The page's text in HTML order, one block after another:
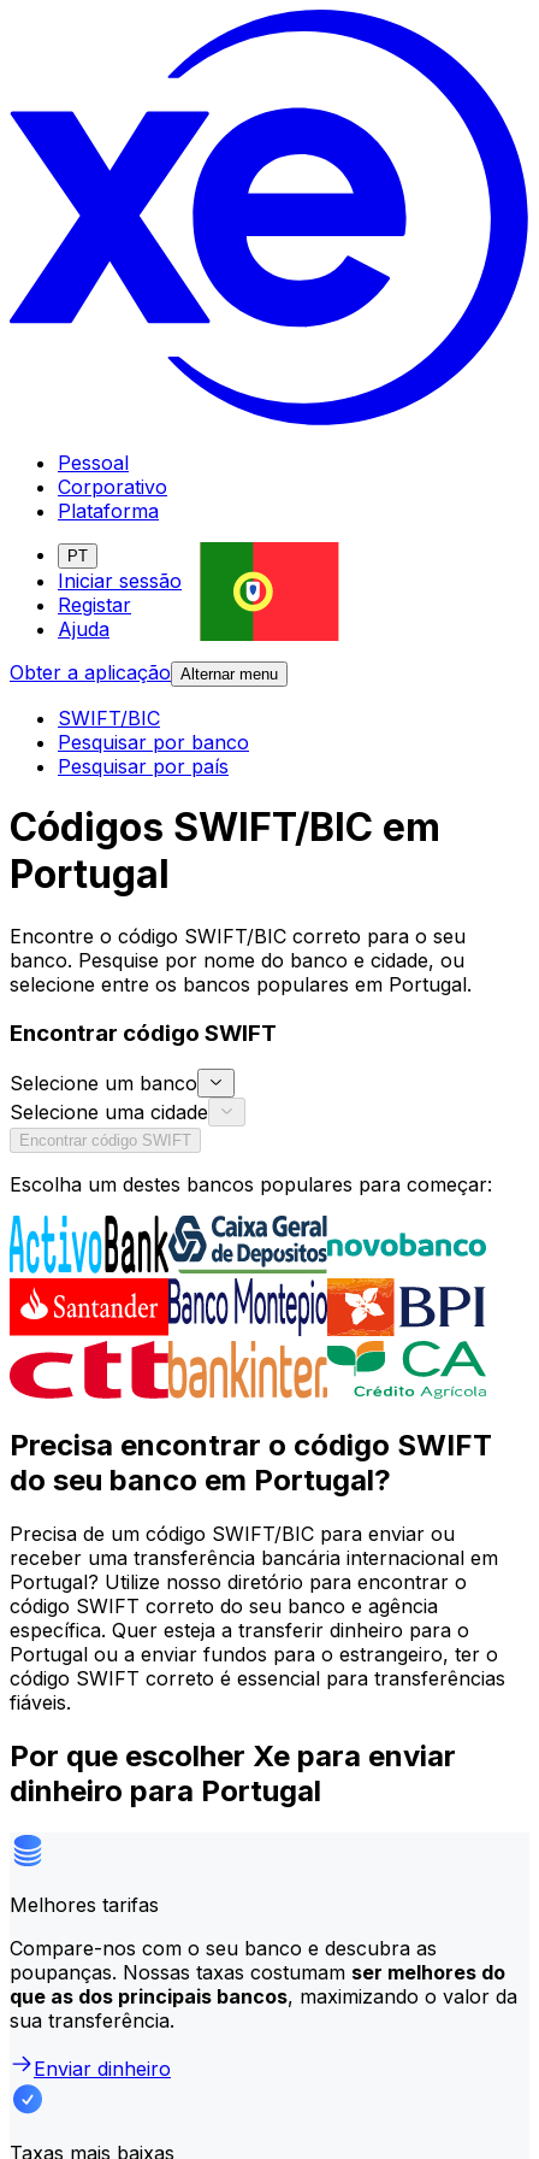
Pessoal
Corporativo
Plataforma
PT
Iniciar sessão
Registar
Ajuda
Obter a aplicação Alternar menu
SWIFT/BIC
Pesquisar por banco
Pesquisar por país
Códigos SWIFT/BIC em
Portugal
Encontre o código SWIFT/BIC correto para o seu
banco. Pesquise por nome do banco e cidade, ou
selecione entre os bancos populares em Portugal.
Encontrar código SWIFT
Selecione um banco
Selecione uma cidade
Encontrar código SWIFT
Escolha um destes bancos populares para começar:
Precisa encontrar o código SWIFT
do seu banco em Portugal?
Precisa de um código SWIFT/BIC para enviar ou
receber uma transferência bancária internacional em
Portugal? Utilize nosso diretório para encontrar o
código SWIFT correto do seu banco e agência
específica. Quer esteja a transferir dinheiro para o
Portugal ou a enviar fundos para o estrangeiro, ter o
código SWIFT correto é essencial para transferências
fiáveis.
Por que escolher Xe para enviar
dinheiro para Portugal
Melhores tarifas
Compare-nos com o seu banco e descubra as
poupanças. Nossas taxas costumam ser melhores do
que as dos principais bancos, maximizando o valor da
sua transferência.
Enviar dinheiro
Taxas mais baixas